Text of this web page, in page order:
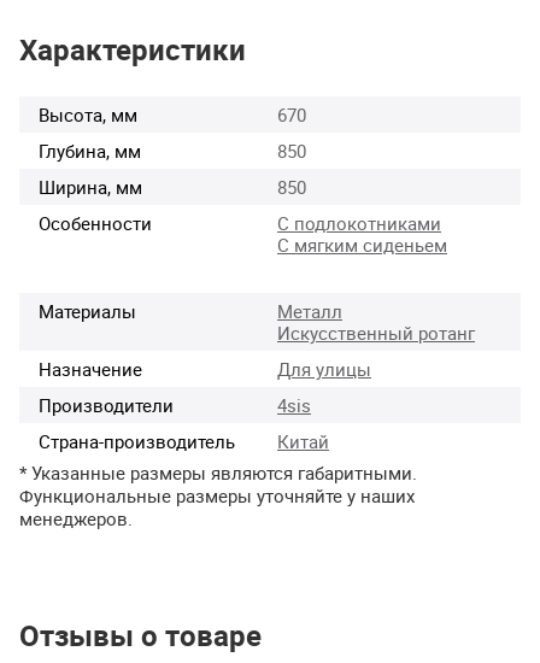
Характеристики
Высота, мм
670
Глубина, мм
850
Ширина, мм
850
Особенности
С подлокотниками
С мягким сиденьем
Материалы
Металл
Искусственный ротанг
Назначение
Для улицы
Производители
4sis
Страна-производитель
Китай
* Указанные размеры являются габаритными.
Функциональные размеры уточняйте у наших
менеджеров.
Отзывы о товаре